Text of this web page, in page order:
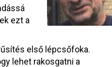
ezt a
első lépcsőfoka.
lehet rakosgatni a